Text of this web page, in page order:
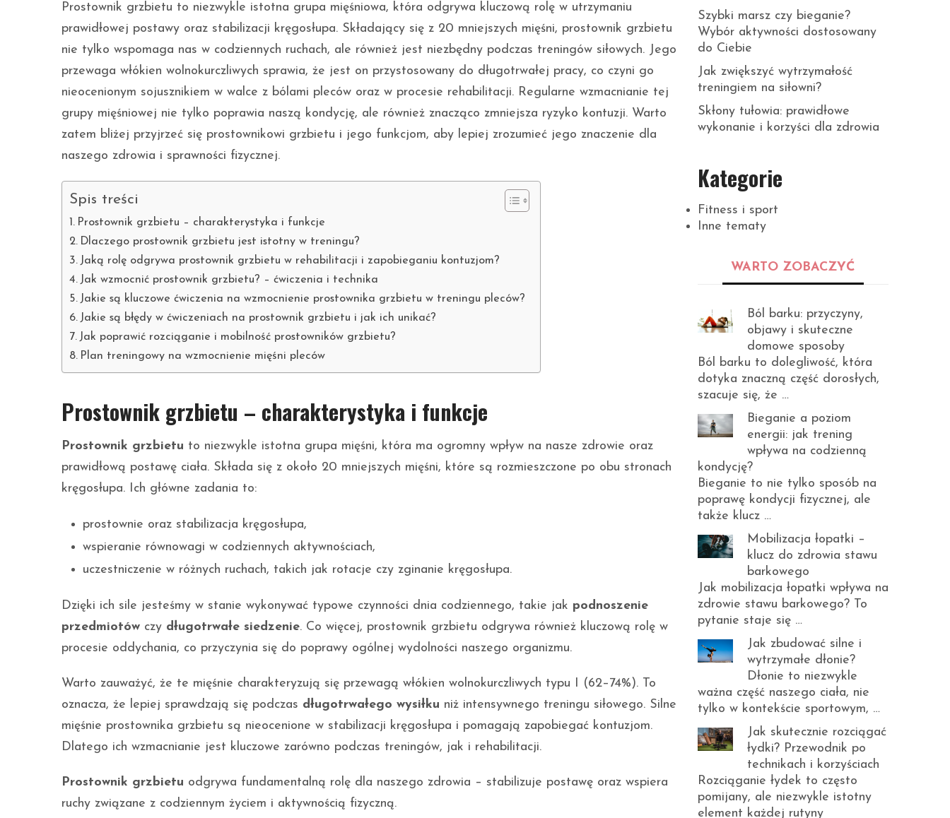
Prostownik grzbietu to niezwykle istotna grupa mięśniowa, która odgrywa kluczową rolę w utrzymaniu
prawidłowej postawy oraz stabilizacji kręgosłupa. Składający się z 20 mniejszych mięśni, prostownik grzbietu
nie tylko wspomaga nas w codziennych ruchach, ale również jest niezbędny podczas treningów siłowych. Jego
przewaga włókien wolnokurczliwych sprawia, że jest on przystosowany do długotrwałej pracy, co czyni go
nieocenionym sojusznikiem w walce z bólami pleców oraz w procesie rehabilitacji. Regularne wzmacnianie tej
grupy mięśniowej nie tylko poprawia naszą kondycję, ale również znacząco zmniejsza ryzyko kontuzji. Warto
zatem bliżej przyjrzeć się prostownikowi grzbietu i jego funkcjom, aby lepiej zrozumieć jego znaczenie dla
naszego zdrowia i sprawności fizycznej.
Spis treści
Prostownik grzbietu – charakterystyka i funkcje
Dlaczego prostownik grzbietu jest istotny w treningu?
Jaką rolę odgrywa prostownik grzbietu w rehabilitacji i zapobieganiu kontuzjom?
Jak wzmocnić prostownik grzbietu? – ćwiczenia i technika
Jakie są kluczowe ćwiczenia na wzmocnienie prostownika grzbietu w treningu pleców?
Jakie są błędy w ćwiczeniach na prostownik grzbietu i jak ich unikać?
Jak poprawić rozciąganie i mobilność prostowników grzbietu?
Plan treningowy na wzmocnienie mięśni pleców
Prostownik grzbietu – charakterystyka i funkcje
Prostownik grzbietu to niezwykle istotna grupa mięśni, która ma ogromny wpływ na nasze zdrowie oraz
prawidłową postawę ciała. Składa się z około 20 mniejszych mięśni, które są rozmieszczone po obu stronach
kręgosłupa. Ich główne zadania to:
prostownie oraz stabilizacja kręgosłupa,
wspieranie równowagi w codziennych aktywnościach,
uczestniczenie w różnych ruchach, takich jak rotacje czy zginanie kręgosłupa.
Dzięki ich sile jesteśmy w stanie wykonywać typowe czynności dnia codziennego, takie jak podnoszenie
przedmiotów czy długotrwałe siedzenie. Co więcej, prostownik grzbietu odgrywa również kluczową rolę w
procesie oddychania, co przyczynia się do poprawy ogólnej wydolności naszego organizmu.
Warto zauważyć, że te mięśnie charakteryzują się przewagą włókien wolnokurczliwych typu I (62–74%). To
oznacza, że lepiej sprawdzają się podczas długotrwałego wysiłku niż intensywnego treningu siłowego. Silne
mięśnie prostownika grzbietu są nieocenione w stabilizacji kręgosłupa i pomagają zapobiegać kontuzjom.
Dlatego ich wzmacnianie jest kluczowe zarówno podczas treningów, jak i rehabilitacji.
Prostownik grzbietu odgrywa fundamentalną rolę dla naszego zdrowia – stabilizuje postawę oraz wspiera
ruchy związane z codziennym życiem i aktywnością fizyczną.
Szybki marsz czy bieganie?
Wybór aktywności dostosowany
do Ciebie
Jak zwiększyć wytrzymałość
treningiem na siłowni?
Skłony tułowia: prawidłowe
wykonanie i korzyści dla zdrowia
Kategorie
Fitness i sport
Inne tematy
WARTO ZOBACZYĆ
Ból barku: przyczyny,
objawy i skuteczne
domowe sposoby
Ból barku to dolegliwość, która
dotyka znaczną część dorosłych,
szacuje się, że …
Bieganie a poziom
energii: jak trening
wpływa na codzienną
kondycję?
Bieganie to nie tylko sposób na
poprawę kondycji fizycznej, ale
także klucz …
Mobilizacja łopatki –
klucz do zdrowia stawu
barkowego
Jak mobilizacja łopatki wpływa na
zdrowie stawu barkowego? To
pytanie staje się …
Jak zbudować silne i
wytrzymałe dłonie?
Dłonie to niezwykle
ważna część naszego ciała, nie
tylko w kontekście sportowym, …
Jak skutecznie rozciągać
łydki? Przewodnik po
technikach i korzyściach
Rozciąganie łydek to często
pomijany, ale niezwykle istotny
element każdej rutyny